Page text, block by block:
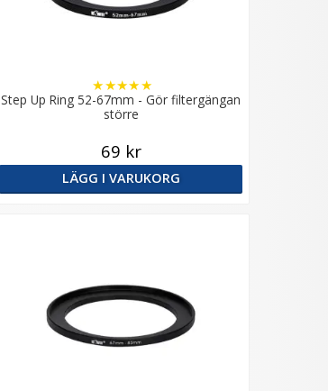
Step Up Ring 52-67mm - Gör filtergängan
större
★★★★★
69 kr
LÄGG I VARUKORG